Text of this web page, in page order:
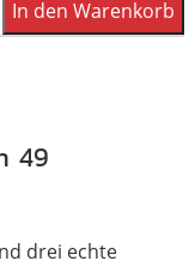
In den Warenkorb
49
drei echte